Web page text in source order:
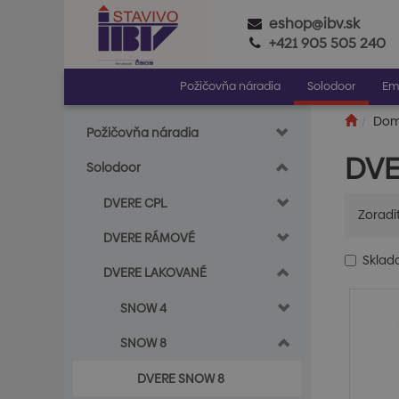
eshop@ibv.sk
+421 905 505 240
Požičovňa náradia Solodoor
Požičovňa náradia
Solodoor
DVERE CPL
DVERE RÁMOVÉ
DVERE LAKOVANÉ
SNOW 4
SNOW 8
DVERE SNOW 8